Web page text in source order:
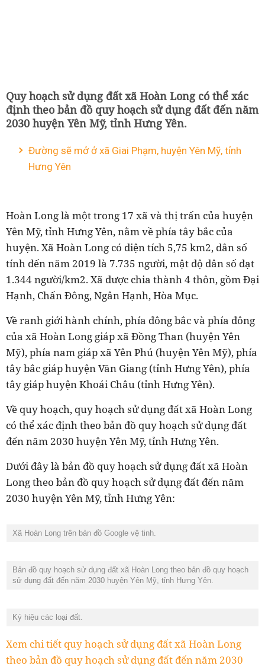
Quy hoạch sử dụng đất xã Hoàn Long có thể xác
định theo bản đồ quy hoạch sử dụng đất đến năm
2030 huyện Yên Mỹ, tỉnh Hưng Yên.
Đường sẽ mở ở xã Giai Phạm, huyện Yên Mỹ, tỉnh
Hưng Yên
Hoàn Long là một trong 17 xã và thị trấn của huyện
Yên Mỹ, tỉnh Hưng Yên, nằm về phía tây bắc của
huyện. Xã Hoàn Long có diện tích 5,75 km2, dân số
tính đến năm 2019 là 7.735 người, mật độ dân số đạt
1.344 người/km2. Xã được chia thành 4 thôn, gồm Đại
Hạnh, Chấn Đông, Ngân Hạnh, Hòa Mục.
Về ranh giới hành chính, phía đông bắc và phía đông
của xã Hoàn Long giáp xã Đồng Than (huyện Yên
Mỹ), phía nam giáp xã Yên Phú (huyện Yên Mỹ), phía
tây bắc giáp huyện Văn Giang (tỉnh Hưng Yên), phía
tây giáp huyện Khoái Châu (tỉnh Hưng Yên).
Về quy hoạch, quy hoạch sử dụng đất xã Hoàn Long
có thể xác định theo bản đồ quy hoạch sử dụng đất
đến năm 2030 huyện Yên Mỹ, tỉnh Hưng Yên.
Dưới đây là bản đồ quy hoạch sử dụng đất xã Hoàn
Long theo bản đồ quy hoạch sử dụng đất đến năm
2030 huyện Yên Mỹ, tỉnh Hưng Yên:
Xã Hoàn Long trên bản đồ Google vệ tinh.
Bản đồ quy hoạch sử dụng đất xã Hoàn Long theo bản đồ quy hoạch
sử dụng đất đến năm 2030 huyện Yên Mỹ, tỉnh Hưng Yên.
Ký hiệu các loại đất.
Xem chi tiết quy hoạch sử dụng đất xã Hoàn Long
theo bản đồ quy hoạch sử dụng đất đến năm 2030